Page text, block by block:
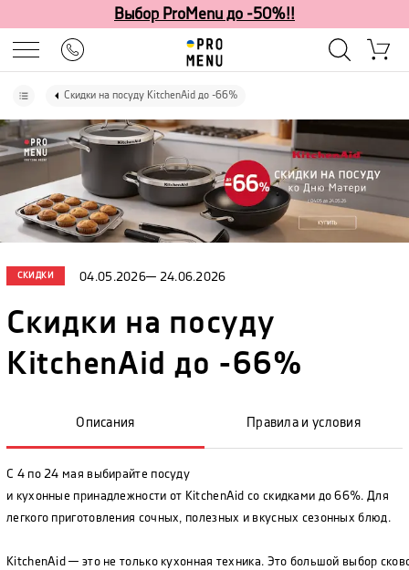
Выбор ProMenu до -50%!!
Скидки на посуду KitchenAid до -66%
СКИДКИ 04.05.2026— 24.06.2026
Скидки на посуду
KitchenAid до -66%
Описания Правила и условия
С 4 по 24 мая выбирайте посуду
и кухонные принадлежности от KitchenAid со скидками до 66%. Для
легкого приготовления сочных, полезных и вкусных сезонных блюд.
KitchenAid — это не только кухонная техника. Это большой выбор